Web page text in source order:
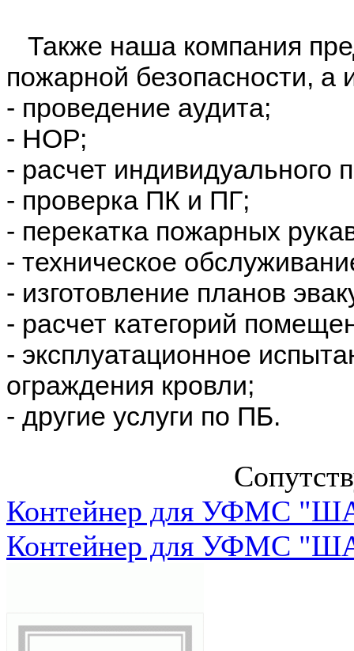
Также наша компания
пожарной безопасности, а
- проведение аудита;
- НОР;
- расчет индивидуального
- проверка ПК и ПГ;
- перекатка пожарных
- техническое
- изготовление планов
- расчет категорий
- эксплуатационное
ограждения кровли;
- другие услуги по ПБ.
Контейнер для УФМС
Контейнер для УФМС